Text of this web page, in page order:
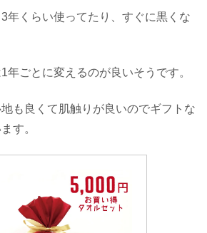
年くらい使ってたり、すぐに黒くな
年ごとに変えるのが良いそうです。
も良くて肌触りが良いのでギフトな
す。